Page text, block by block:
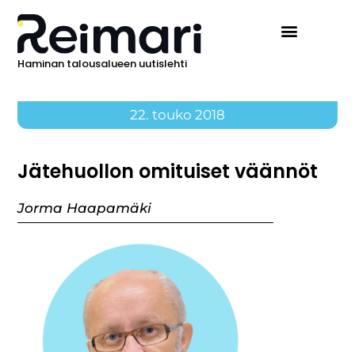
Haminan talousalueen uutislehti
22. touko 2018
Jätehuollon omituiset väännöt
Jorma Haapamäki